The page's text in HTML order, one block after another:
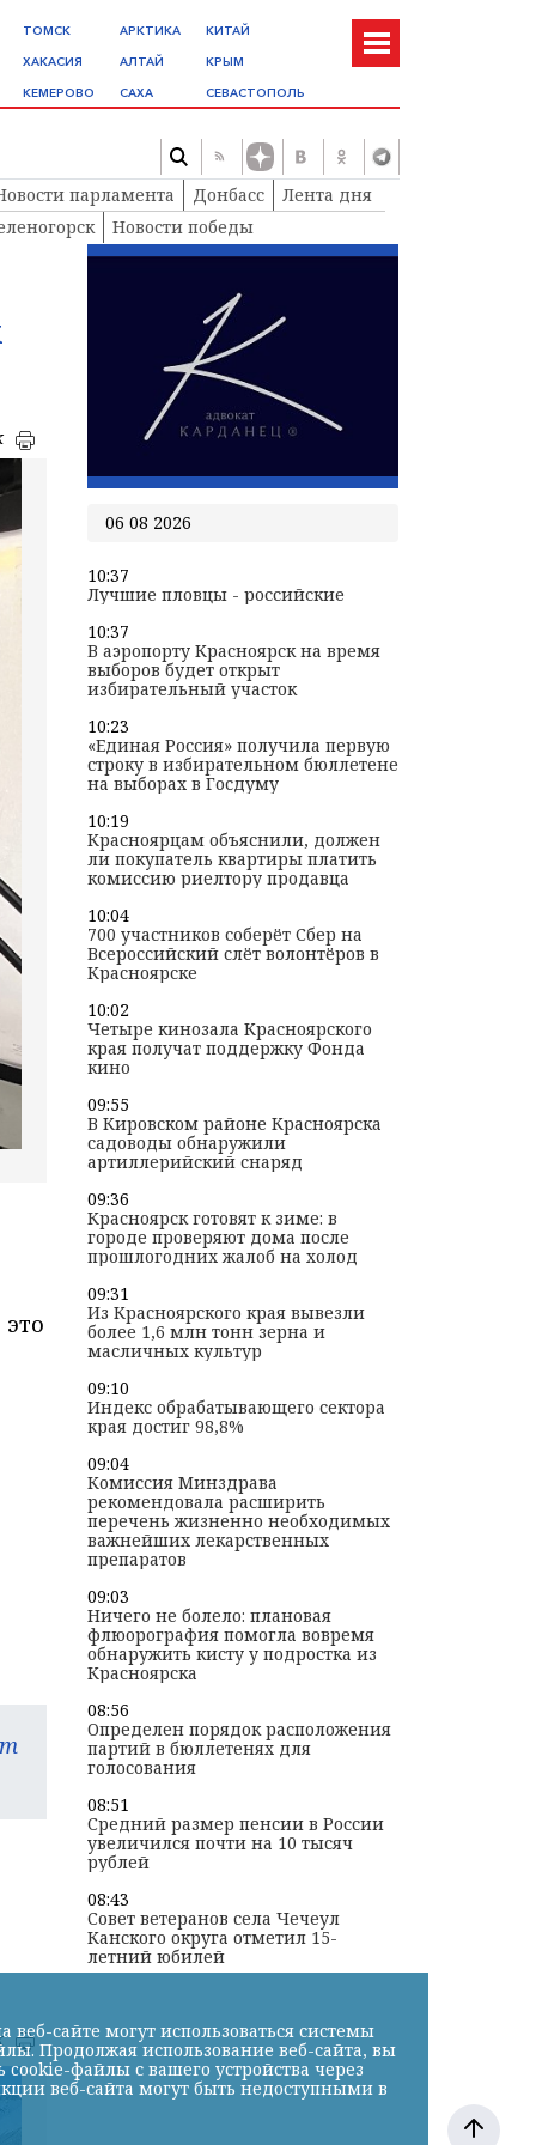
ТОМСК
ХАКАСИЯ
КЕМЕРОВО
АРКТИКА
АЛТАЙ
САХА
КИТАЙ
КРЫМ
СЕВАСТОПОЛЬ
парламента Донбасс
Лента дня
Новости победы
06 08 2026
10:37
Лучшие пловцы - российские
10:37
В аэропорту Красноярск на время
выборов будет открыт
избирательный участок
10:23
«Единая Россия» получила первую
строку в избирательном бюллетене
на выборах в Госдуму
10:19
Красноярцам объяснили, должен
ли покупатель квартиры платить
комиссию риелтору продавца
10:04
700 участников соберёт Сбер на
Всероссийский слёт волонтёров в
Красноярске
10:02
Четыре кинозала Красноярского
края получат поддержку Фонда
кино
09:55
В Кировском районе Красноярска
садоводы обнаружили
артиллерийский снаряд
09:36
Красноярск готовят к зиме: в
городе проверяют дома после
прошлогодних жалоб на холод
09:31
Из Красноярского края вывезли
более 1,6 млн тонн зерна и
масличных культур
09:10
Индекс обрабатывающего сектора
края достиг 98,8%
09:04
Комиссия Минздрава
рекомендовала расширить
перечень жизненно необходимых
важнейших лекарственных
препаратов
09:03
Ничего не болело: плановая
флюорография помогла вовремя
обнаружить кисту у подростка из
Красноярска
08:56
Определен порядок расположения
партий в бюллетенях для
голосования
08:51
Средний размер пенсии в России
увеличился почти на 10 тысяч
рублей
08:43
Совет ветеранов села Чечеул
Канского округа отметил 15-
летний юбилей
сайте могут использоваться системы
Продолжая использование веб-сайта, вы
файлы с вашего устройства через
веб-сайта могут быть недоступными в